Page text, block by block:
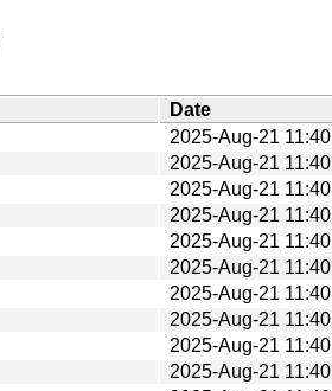
Date
2025-Aug-21 11:40
2025-Aug-21 11:40
2025-Aug-21 11:40
2025-Aug-21 11:40
2025-Aug-21 11:40
2025-Aug-21 11:40
2025-Aug-21 11:40
2025-Aug-21 11:40
2025-Aug-21 11:40
2025-Aug-21 11:40